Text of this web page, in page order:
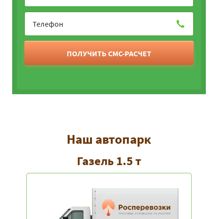
ПОЛУЧИТЬ СМС-РАСЧЕТ
Наш автопарк
Газель 1.5 т